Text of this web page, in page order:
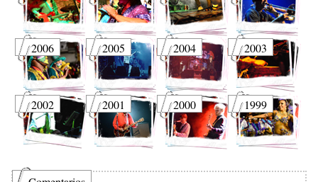
2006 2005 2004 2003
2002 2001 2000 1999